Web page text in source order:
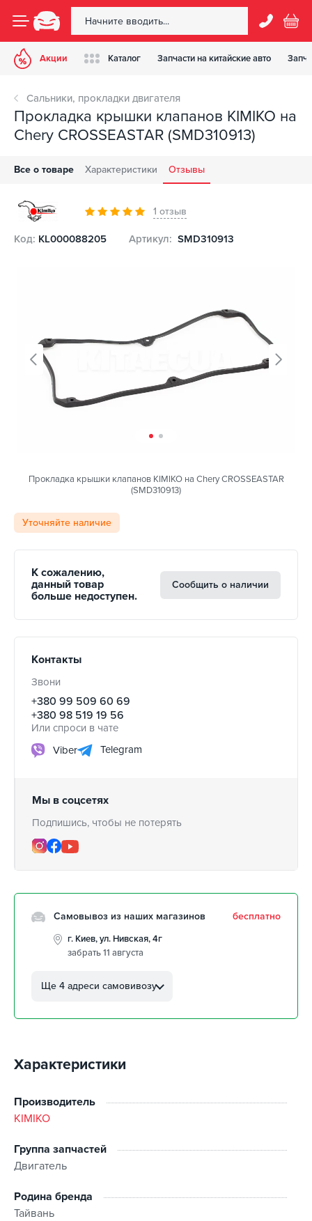
Акции Каталог Запчасти на китайские авто
Сальники, прокладки двигателя
Прокладка крышки клапанов KIMIKO на
Chery CROSSEASTAR (SMD310913)
Все о товаре Характеристики Отзывы
1 отзыв
Код: KL000088205 Артикул: SMD310913
Прокладка крышки клапанов KIMIKO на Chery CROSSEASTAR
(SMD310913)
Уточняйте наличие
К сожалению,
данный товар
больше недоступен.
Сообщить о наличии
Контакты
Звони
+380 99 509 60 69
+380 98 519 19 56
Или спроси в чате
Viber
Telegram
Мы в соцсетях
Подпишись, чтобы не потерять
Самовывоз из наших магазинов бесплатно
г. Киев, ул. Нивская, 4г
забрать 11 августа
Автолюбителей, 8а
г. Кропивницкий, Клинцовский
г. Киев, пр.Николая Бажана, 26
забрать 11 августа
Дашкевича, 15
Ще 4 адреси самовивозу
Характеристики
Производитель
KIMIKO
Группа запчастей
Двигатель
Родина бренда
Тайвань